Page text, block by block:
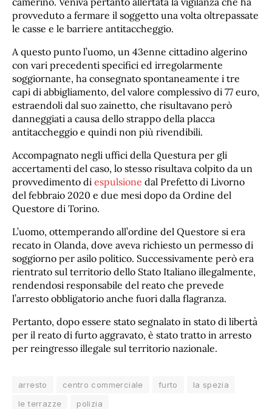
provveduto a fermare il soggetto una volta oltrepassate
le casse e le barriere antitaccheggio.
A questo punto l’uomo, un 43enne cittadino algerino
con vari precedenti specifici ed irregolarmente
soggiornante, ha consegnato spontaneamente i tre
capi di abbigliamento, del valore complessivo di 77 euro,
estraendoli dal suo zainetto, che risultavano però
danneggiati a causa dello strappo della placca
antitaccheggio e quindi non più rivendibili.
Accompagnato negli uffici della Questura per gli
accertamenti del caso, lo stesso risultava colpito da un
provvedimento di espulsione dal Prefetto di Livorno
del febbraio 2020 e due mesi dopo da Ordine del
Questore di Torino.
L’uomo, ottemperando all’ordine del Questore si era
recato in Olanda, dove aveva richiesto un permesso di
soggiorno per asilo politico. Successivamente però era
rientrato sul territorio dello Stato Italiano illegalmente,
rendendosi responsabile del reato che prevede
l’arresto obbligatorio anche fuori dalla flagranza.
Pertanto, dopo essere stato segnalato in stato di libertà
per il reato di furto aggravato, è stato tratto in arresto
per reingresso illegale sul territorio nazionale.
arresto centro commerciale furto
la spezia
le terrazze
polizia